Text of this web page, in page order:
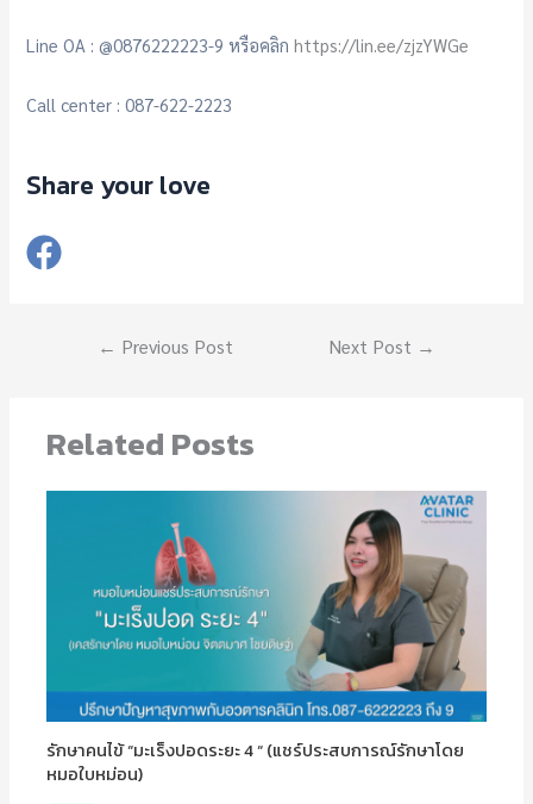
Line OA : @‌0876222223-9 หรือคลิกhttps://lin.ee/zjzYWGe
Call center : 087-622-2223
Share your love
← Previous Post Next Post →
Related Posts
รักษาคนไข้ “มะเร็งปอดระยะ 4 “ (แชร์ประสบการณ์รักษาโดย
หมอใบหม่อน)